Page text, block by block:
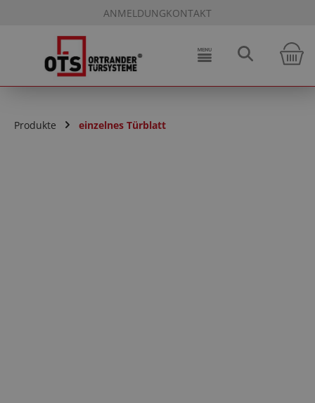
Zum Hauptinhalt springen
ANMELDUNGKONTAKT
Produkte einzelnes Türblatt